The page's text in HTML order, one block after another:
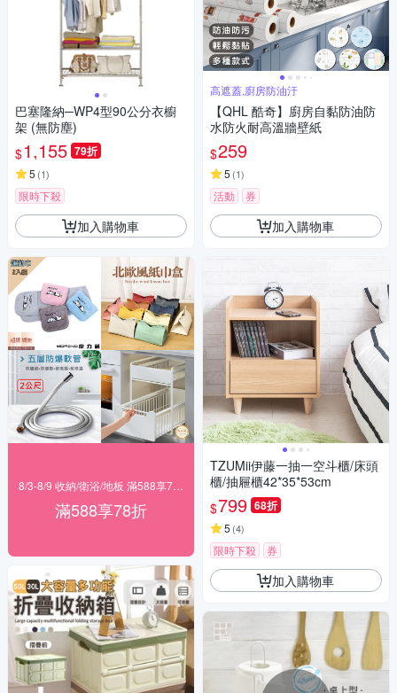
巴塞隆納─WP4型90公分衣櫥
架 (無防塵)
$1,155 79折
5 (1)
限時下殺
加入購物車
滿588享78折
高遮蓋,廚房防油汙
【QHL 酷奇】廚房自黏防油防
水防火耐高溫牆壁紙
$259
5 (1)
活動 券
加入購物車
TZUMii伊藤一抽一空斗櫃/床頭
櫃/抽屜櫃42*35*53cm
$799 68折
5 (4)
限時下殺 券
加入購物車